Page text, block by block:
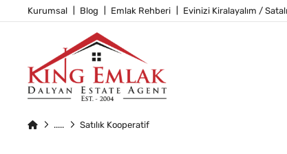
Kurumsal Blog Emlak Rehberi Evinizi Kiralayalım /
Satılık Kooperatif